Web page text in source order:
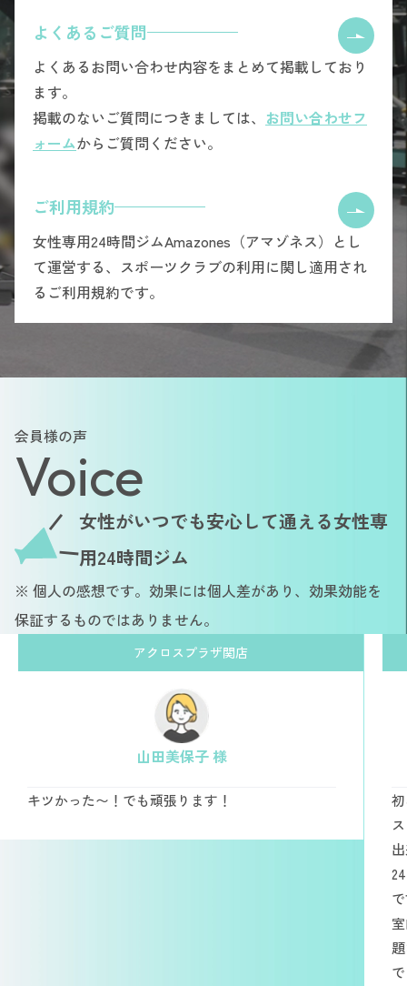
よくあるご質問
よくあるお問い合わせ内容をまとめて掲載しており
ます。
掲載のないご質問につきましては、 お問い合わせフ
ォームからご質問ください。
ご利用規約
女性専用24時間ジムAmazones（アマゾネス）とし
て運営する、スポーツクラブの利用に関し適用され
るご利用規約です。
会員様の声
Voice
女性がいつでも安心して通える女性専
用24時間ジム
※ 個人の感想です。効果には個人差があり、効果効能を
保証するものではありません。
アクロスプラザ関店
山田美保子 様
キツかった〜！でも頑張ります！